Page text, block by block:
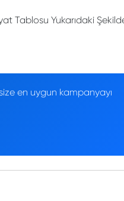
Tablosu Yukarıdaki
en uygun kampanyayı